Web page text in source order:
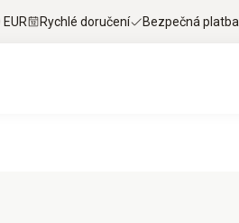
Rychlé doručení Bezpečná platba